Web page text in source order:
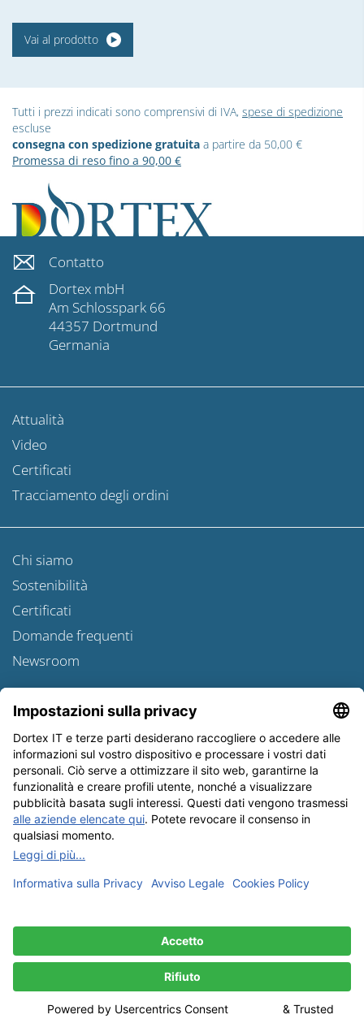
Vai al prodotto
Tutti i prezzi indicati sono comprensivi di IVA, spese di spedizione
escluse
consegna con spedizione gratuita a partire da 50,00 €
Promessa di reso fino a 90,00 €
Contatto
Dortex mbH
Am Schlosspark 66
44357 Dortmund
Germania
Attualità
Video
Certificati
Tracciamento degli ordini
Chi siamo
Sostenibilità
Certificati
Domande frequenti
Newsroom
Informativa sulle spedizioni
Newsletter
Tutela dei dati
Condizioni Generali
Editoriale
I nostri metodi di pagamento: